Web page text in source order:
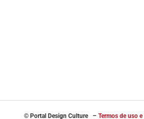
© Portal Design Culture – Termos de uso